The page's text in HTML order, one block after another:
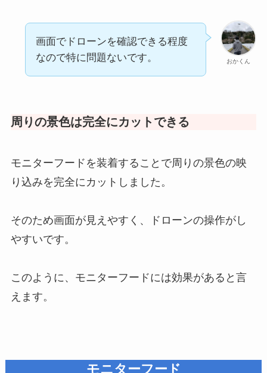
おかくん
画面でドローンを確認できる程度
なので特に問題ないです。
周りの景色は完全にカットできる
モニターフードを装着することで周りの景色の映
り込みを完全にカットしました。
そのため画面が見えやすく、ドローンの操作がし
やすいです。
このように、モニターフードには効果があると言
えます。
モニターフード